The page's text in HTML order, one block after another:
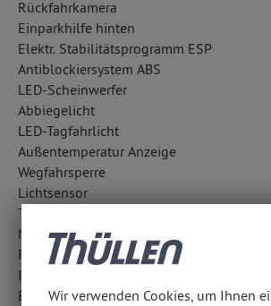
Rückfahrkamera
Einparkhilfe hinten
Elektr. Stabilitätsprogramm ESP
Antiblockiersystem ABS
LED-Scheinwerfer
Abbiegelicht
LED-Tagfahrlicht
Außentemperatur Anzeige
Wegfahrsperre
Lichtsensor
Traktionskontrolle
Notrufsystem
Reifendruckkontrolle
ISOFIX Kindersitzbefestigung
Berganfahrhilfe
Wir verwenden Cookies, um Ihnen